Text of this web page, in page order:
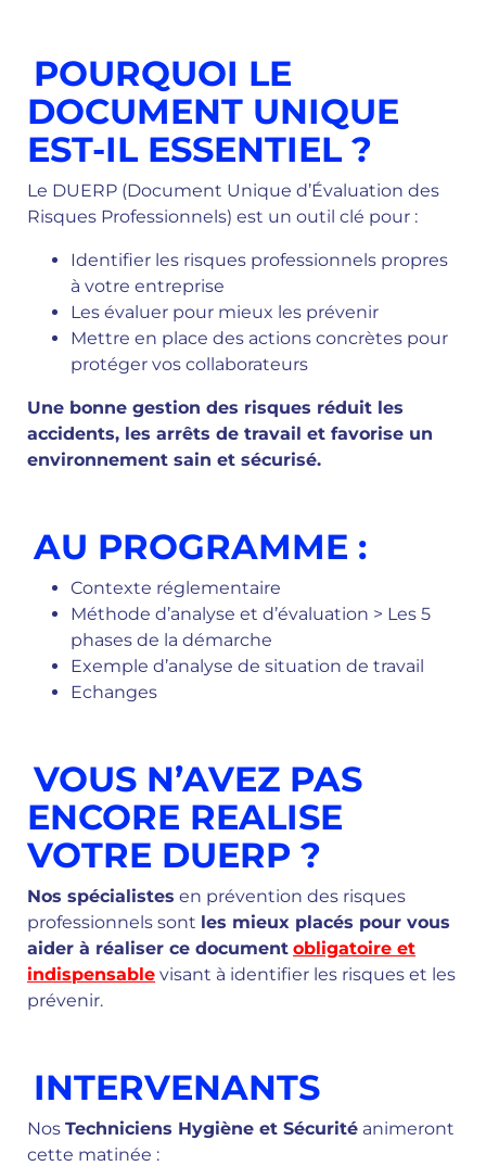
POURQUOI LE
DOCUMENT UNIQUE
EST-IL ESSENTIEL ?
Le DUERP (Document Unique d’Évaluation des
Risques Professionnels) est un outil clé pour :
Identifier les risques professionnels propres
à votre entreprise
Les évaluer pour mieux les prévenir
Mettre en place des actions concrètes pour
protéger vos collaborateurs
Une bonne gestion des risques réduit les
accidents, les arrêts de travail et favorise un
environnement sain et sécurisé.
AU PROGRAMME :
Contexte réglementaire
Méthode d’analyse et d’évaluation > Les 5
phases de la démarche
Exemple d’analyse de situation de travail
Echanges
VOUS N’AVEZ PAS
ENCORE REALISE
VOTRE DUERP ?
Nos spécialistes en prévention des risques
professionnels sont les mieux placés pour vous
aider à réaliser ce document obligatoire et
indispensable visant à identifier les risques et les
prévenir.
INTERVENANTS
Nos Techniciens Hygiène et Sécurité animeront
cette matinée :